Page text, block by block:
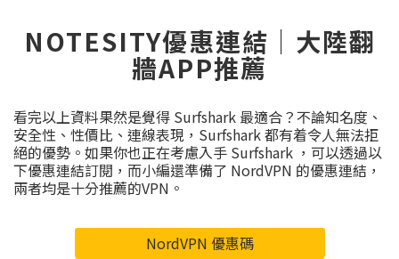
NOTESITY優惠連結｜大陸翻
牆APP推薦
看完以上資料果然是覺得 Surfshark 最適合？不論知名度、
安全性、性價比、連線表現，Surfshark 都有着令人無法拒
絕的優勢。如果你也正在考慮入手 Surfshark ，可以透過以
下優惠連結訂閱，而小編還準備了 NordVPN 的優惠連結，
兩者均是十分推薦的VPN。
NordVPN 優惠碼